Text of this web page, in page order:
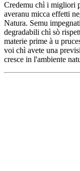
Credemu chì i migliori
averanu micca effetti
Natura. Semu
degradabili chì sò
materie prime à u
voi chì avete una
cresce in l'ambiente